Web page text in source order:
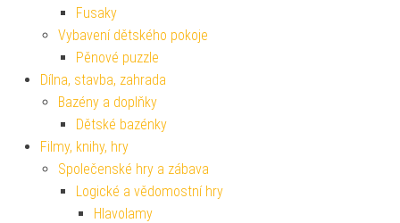
Fusaky
Vybavení dětského pokoje
Pěnové puzzle
Dílna, stavba, zahrada
Bazény a doplňky
Dětské bazénky
Filmy, knihy, hry
Společenské hry a zábava
Logické a vědomostní hry
Hlavolamy